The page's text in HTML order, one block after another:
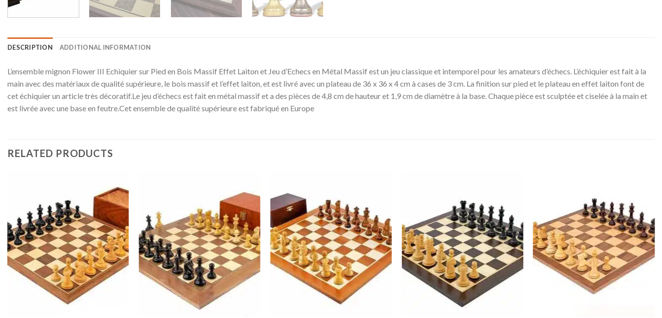
DESCRIPTION ADDITIONAL INFORMATION
L’ensemble mignon Flower III Echiquier sur Pied en Bois Massif Effet Laiton et Jeu d’Echecs en Métal Massif est un jeu classique et intemporel pour les amateurs d’échecs. L’échiquier est fait à la
main avec des matériaux de qualité supérieure, le bois massif et l’effet laiton, et est livré avec un plateau de 36 x 36 x 4 cm à cases de 3 cm. La finition sur pied et le plateau en effet laiton font de
cet échiquier un article très décoratif.Le jeu d’échecs est fait en métal massif et a des pièces de 4,8 cm de hauteur et 1,9 cm de diamètre à la base. Chaque pièce est sculptée et ciselée à la main et
est livrée avec une base en feutre.Cet ensemble de qualité supérieure est fabriqué en Europe
RELATED PRODUCTS